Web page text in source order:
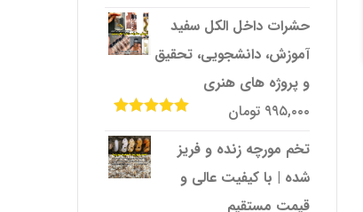
اصلی
۳,۵۰۰,۰۰۰تومان
فعلی
حشرات داخل الکل سفید
آموزش، دانشجویی، تحقیق
و پروژه‌ های هنری
۹۹۵,۰۰۰ تومان
تخم مورچه زنده و فریز
شده | با کیفیت عالی و
قیمت مستقیم